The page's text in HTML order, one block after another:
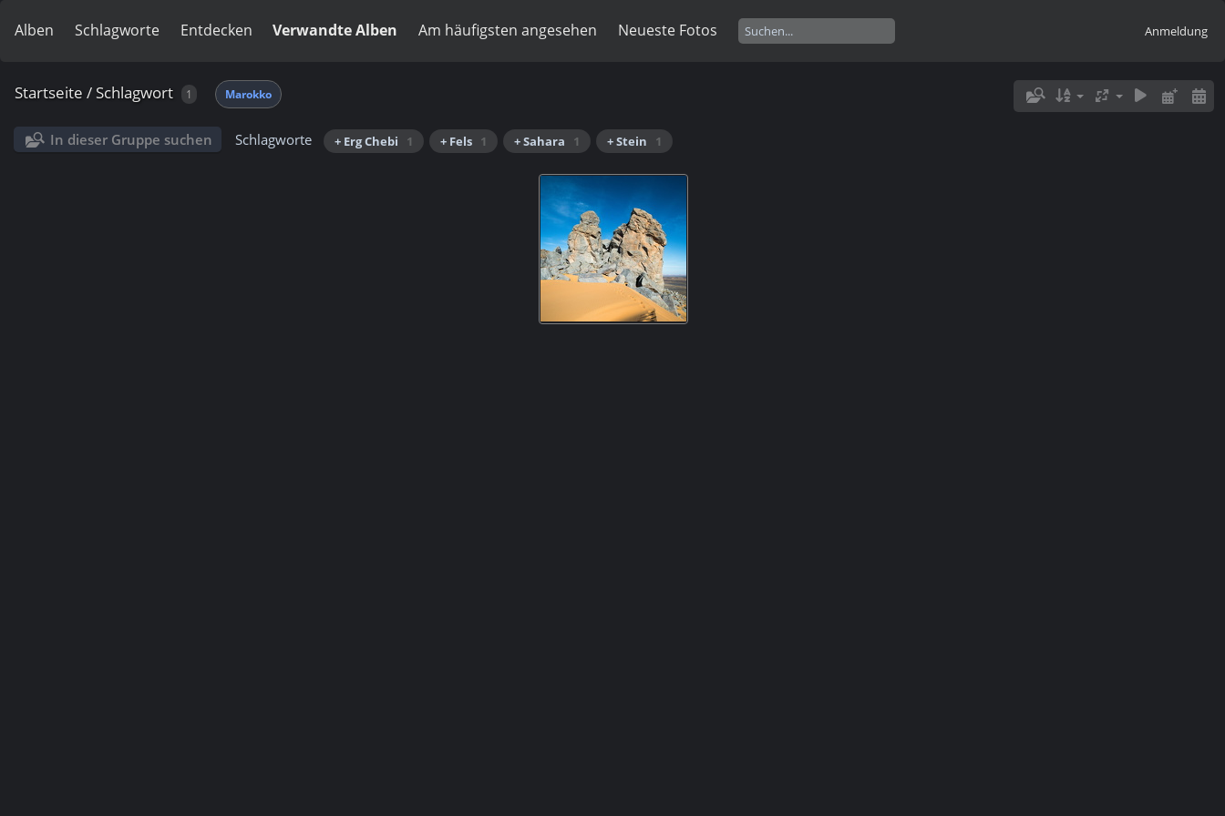
Alben Schlagworte Entdecken Verwandte Alben Am häufigsten angesehen Neueste Fotos Anmeldung
Startseite /Schlagwort 1 Marokko
In dieser Gruppe suchen Schlagworte + Erg Chebi 1 + Fels 1 + Sahara 1 + Stein 1